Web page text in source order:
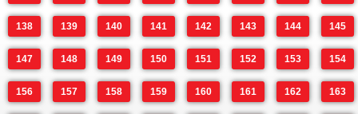
138 139 140 141 142 143 144 145
147 148 149 150 151 152 153 154
156 157 158 159 160 161 162 163